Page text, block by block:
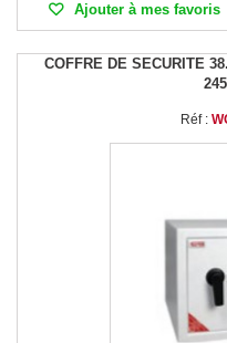
Ajouter à mes favoris
COFFRE DE SECURITE
Réf :